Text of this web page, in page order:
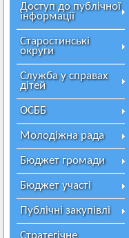
Доступ до публічної
інформації
Старостинські
округи
Служба у справах
дітей
ОСББ
Молодіжна рада
Бюджет громади
Бюджет участі
Публічні закупівлі
Стратегічне